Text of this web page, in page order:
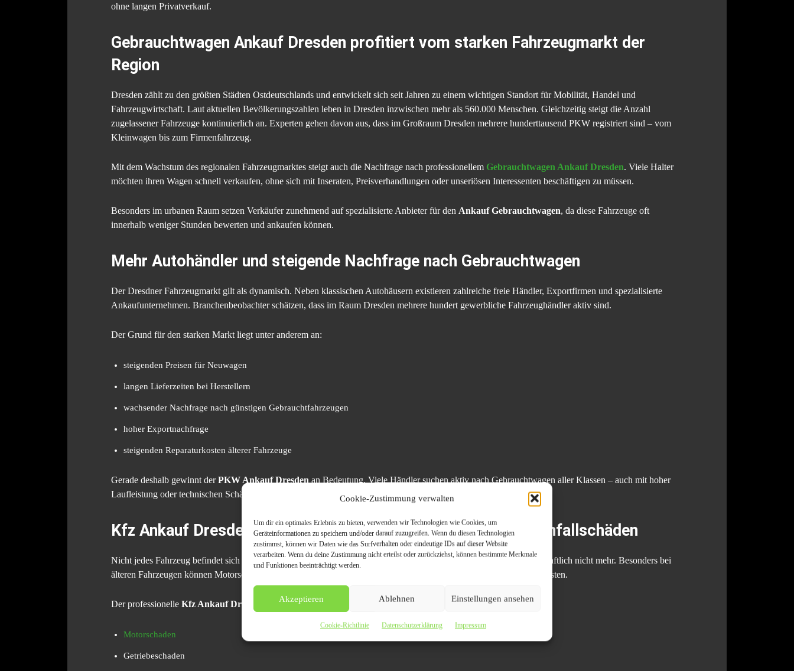
Cookie-Zustimmung verwalten
Um dir ein optimales Erlebnis zu bieten, verwenden wir Technologien wie Cookies, um
Geräteinformationen zu speichern und/oder darauf zuzugreifen. Wenn du diesen Technologien
zustimmst, können wir Daten wie das Surfverhalten oder eindeutige IDs auf dieser Website
verarbeiten. Wenn du deine Zustimmung nicht erteilst oder zurückziehst, können bestimmte Merkmale
und Funktionen beeinträchtigt werden.
Akzeptieren Ablehnen Einstellungen ansehen
Cookie-Richtlinie Datenschutzerklärung Impressum
ohne langen Privatverkauf.
Gebrauchtwagen Ankauf Dresden profitiert vom starken Fahrzeugmarkt der
Region
Dresden zählt zu den größten Städten Ostdeutschlands und entwickelt sich seit Jahren zu einem wichtigen Standort für Mobilität, Handel und
Fahrzeugwirtschaft. Laut aktuellen Bevölkerungszahlen leben in Dresden inzwischen mehr als 560.000 Menschen. Gleichzeitig steigt die Anzahl
zugelassener Fahrzeuge kontinuierlich an. Experten gehen davon aus, dass im Großraum Dresden mehrere hunderttausend PKW registriert sind – vom
Kleinwagen bis zum Firmenfahrzeug.
Mit dem Wachstum des regionalen Fahrzeugmarktes steigt auch die Nachfrage nach professionellem Gebrauchtwagen Ankauf Dresden. Viele Halter
möchten ihren Wagen schnell verkaufen, ohne sich mit Inseraten, Preisverhandlungen oder unseriösen Interessenten beschäftigen zu müssen.
Besonders im urbanen Raum setzen Verkäufer zunehmend auf spezialisierte Anbieter für den Ankauf Gebrauchtwagen, da diese Fahrzeuge oft
innerhalb weniger Stunden bewerten und ankaufen können.
Mehr Autohändler und steigende Nachfrage nach Gebrauchtwagen
Der Dresdner Fahrzeugmarkt gilt als dynamisch. Neben klassischen Autohäusern existieren zahlreiche freie Händler, Exportfirmen und spezialisierte
Ankaufunternehmen. Branchenbeobachter schätzen, dass im Raum Dresden mehrere hundert gewerbliche Fahrzeughändler aktiv sind.
Der Grund für den starken Markt liegt unter anderem an:
steigenden Preisen für Neuwagen
langen Lieferzeiten bei Herstellern
wachsender Nachfrage nach günstigen Gebrauchtfahrzeugen
hoher Exportnachfrage
steigenden Reparaturkosten älterer Fahrzeuge
Gerade deshalb gewinnt derPKW Ankauf Dresden an Bedeutung. Viele Händler suchen aktiv nach Gebrauchtwagen aller Klassen – auch mit hoher
Laufleistung oder technischen Schäden.
Kfz Ankauf Dresden auch für Autos mit Motorschaden oder Unfallschäden
Nicht jedes Fahrzeug befindet sich in einem perfekten Zustand. In vielen Fällen lohnen sich teure Reparaturen wirtschaftlich nicht mehr. Besonders bei
älteren Fahrzeugen können Motorschäden, Getriebeprobleme oder Elektronikdefekte schnell mehrere tausend Euro kosten.
Der professionelle Kfz Ankauf Dresden konzentriert sich deshalb zunehmend auf Fahrzeuge mit:
Motorschaden
Getriebeschaden